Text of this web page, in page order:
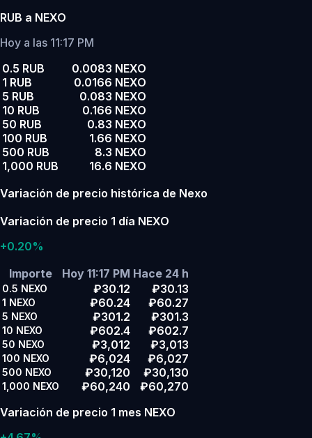
RUB a NEXO
Hoy a las 11:17 PM
0.5 RUB
0.0083 NEXO
1 RUB
0.0166 NEXO
5 RUB
0.083 NEXO
10 RUB
0.166 NEXO
50 RUB
0.83 NEXO
100 RUB
1.66 NEXO
500 RUB
8.3 NEXO
1,000 RUB
16.6 NEXO
Variación de precio histórica de Nexo
Variación de precio 1 día NEXO
+0.20%
Importe
Hoy 11:17 PM Hace 24 h
0.5 NEXO ₽30.12 ₽30.13
1 NEXO ₽60.24 ₽60.27
5 NEXO ₽301.2 ₽301.3
10 NEXO ₽602.4 ₽602.7
50 NEXO ₽3,012 ₽3,013
100 NEXO ₽6,024 ₽6,027
500 NEXO ₽30,120 ₽30,130
1,000 NEXO ₽60,240
₽60,270
Variación de precio 1 mes NEXO